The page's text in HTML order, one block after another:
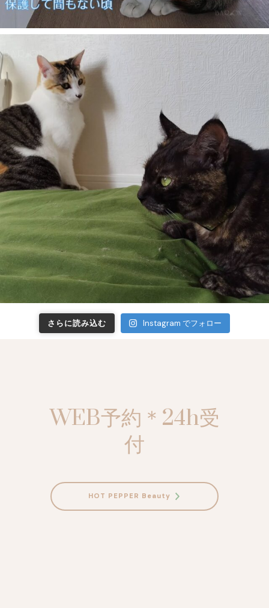
さらに読み込む Instagram でフォロー
WEB予約＊24h受
付
HOT PEPPER Beauty